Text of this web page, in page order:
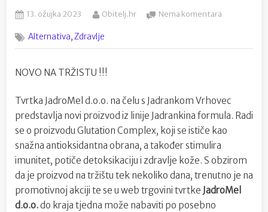
Posted
13. ožujka 2023 By
Obitelj.hr Nema komentara
–
!
Alternativa,Zdravlje
NOVO NA TRŽISTU !!!
Tvrtka JadroMel d.o.o. na čelu s Jadrankom Vrhovec
predstavlja novi proizvod iz linije Jadrankina formula. Radi
se o proizvodu Glutation Complex, koji se ističe kao
snažna antioksidantna obrana, a također stimulira
imunitet, potiče detoksikaciju i zdravlje kože. S obzirom
da je proizvod na tržištu tek nekoliko dana, trenutno je na
promotivnoj akciji te se u web trgovini tvrtke JadroMel
d.o.o.do kraja tjedna može nabaviti po posebno